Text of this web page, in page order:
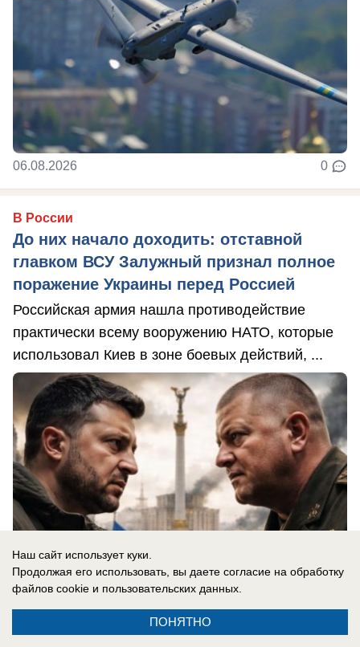
06.08.2026 0
В России
До них начало доходить: отставной
главком ВСУ Залужный признал полное
поражение Украины перед Россией
Российская армия нашла противодействие
практически всему вооружению НАТО, которые
использовал Киев в зоне боевых действий, ...
06.08.2026 0
Наш сайт использует куки.
Продолжая его использовать, вы даете согласие на обработку
файлов cookie и пользовательских данных.
ПОНЯТНО